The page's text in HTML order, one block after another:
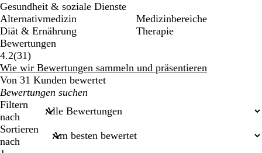
Gesundheit & soziale Dienste
Alternativmedizin
Diät & Ernährung
Medizinbereiche
Therapie
Bewertungen
4.2(3131
Bewertungen
)
Wie wir Bewertungen sammeln und präsentieren
Von 31 Kunden bewertet
Meine
Sucheingaben
Filtern
nach
Sortieren
nach